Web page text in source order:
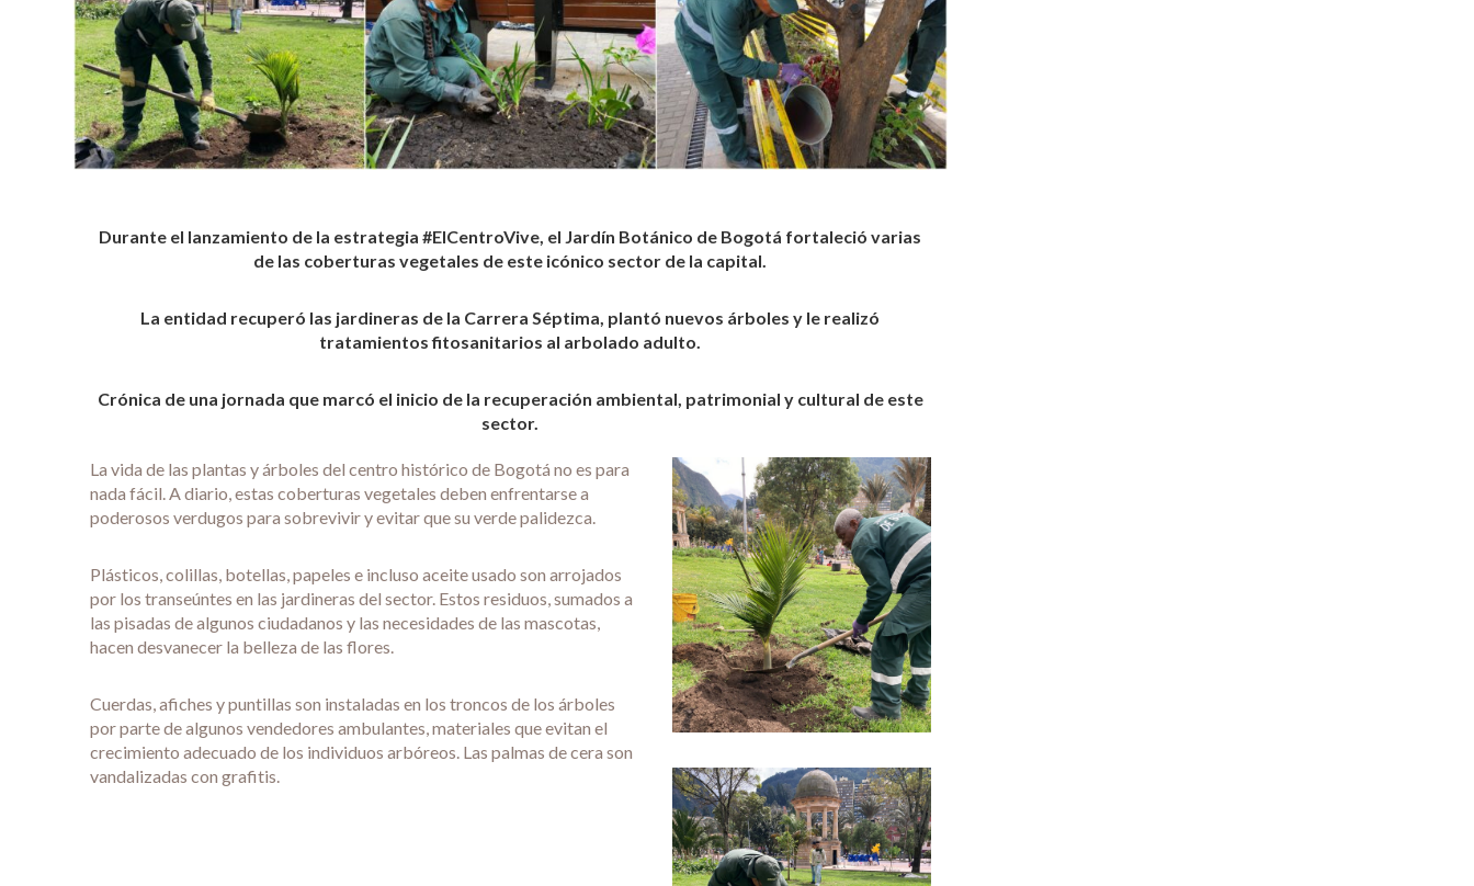
Durante el lanzamiento de la estrategia #ElCentroVive, el Jardín Botánico de Bogotá fortaleció varias
de las coberturas vegetales de este icónico sector de la capital.
La entidad recuperó las jardineras de la Carrera Séptima, plantó nuevos árboles y le realizó
tratamientos fitosanitarios al arbolado adulto.
Crónica de una jornada que marcó el inicio de la recuperación ambiental, patrimonial y cultural de este
sector.
La vida de las plantas y árboles del centro histórico de Bogotá no es para
nada fácil. A diario, estas coberturas vegetales deben enfrentarse a
poderosos verdugos para sobrevivir y evitar que su verde palidezca.
Plásticos, colillas, botellas, papeles e incluso aceite usado son arrojados
por los transeúntes en las jardineras del sector. Estos residuos, sumados a
las pisadas de algunos ciudadanos y las necesidades de las mascotas,
hacen desvanecer la belleza de las flores.
Cuerdas, afiches y puntillas son instaladas en los troncos de los árboles
por parte de algunos vendedores ambulantes, materiales que evitan el
crecimiento adecuado de los individuos arbóreos. Las palmas de cera son
vandalizadas con grafitis.